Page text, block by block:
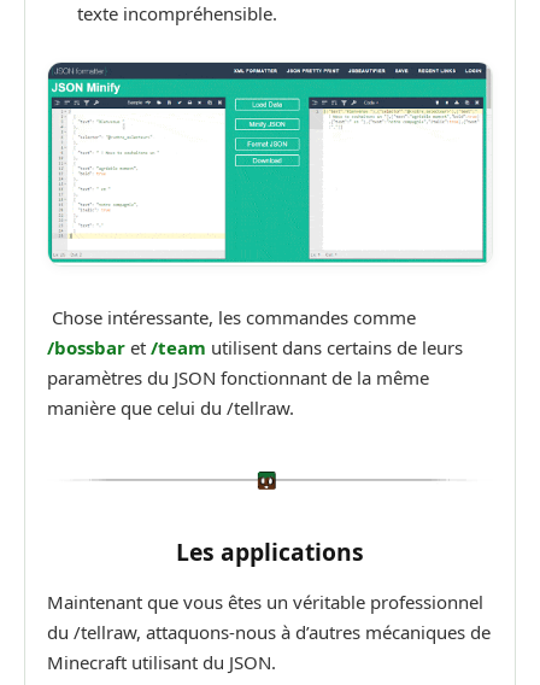
texte incompréhensible.
Chose intéressante, les commandes comme
/bossbar et /team utilisent dans certains de leurs
paramètres du JSON fonctionnant de la même
manière que celui du /tellraw.
Les applications
Maintenant que vous êtes un véritable professionnel
du /tellraw, attaquons-nous à d’autres mécaniques de
Minecraft utilisant du JSON.